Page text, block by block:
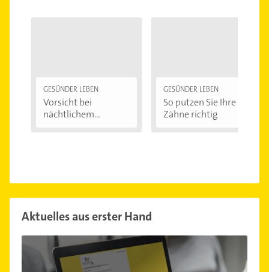
GESÜNDER LEBEN
Vorsicht bei
nächtlichem
GESÜNDER LEBEN
So putzen Sie Ihre
Zähne richtig
Aktuelles aus erster Hand